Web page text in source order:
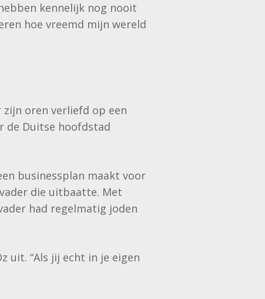
kennelijk nog nooit
hoe vreemd mijn wereld
zijn oren verliefd op een
de Duitse hoofdstad
businessplan maakt voor
die uitbaatte. Met
had regelmatig joden
uit. “Als jij echt in je eigen